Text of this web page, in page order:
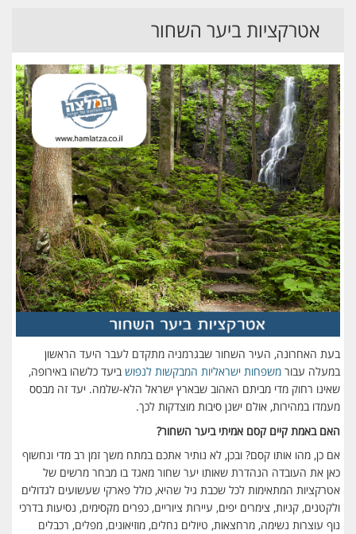
אטרקציות ביער השחור
בעת האחרונה, העיר השחור שבגרמניה מתקדם לעבר היעד הראשון
במעלה עבור משפחות ישראליות המבקשות לנפושביעד כלשהו באירופה,
שאינו רחוק מדי מביתם האהוב שבארץ ישראל הלא-שלמה. יעד זה מבסס
מעמדו במהירות, אולם ישנן סיבות מוצדקות לכך.
האם באמת קיים קסם אמיתי ביער השחור?
אם כן, מהו אותו קסם? ובכן, לא נותיר אתכם במתח משך זמן רב מדי ונחשוף
כאן את העובדה הנהדרת שאותו יער שחור מאגד בו מבחר מרשים של
אטרקציות המתאימות לכל שכבת גיל שהיא, כולל פארקי שעשועים לגדולים
ולקטנים, קניות, צימרים יפים, עיירות ציוריים, כפרים מקסימים, נסיעות בדרכי
נוף עוצרות נשימה, מרחצאות, טיולים נחלים, מוזיאונים, מפלים, רכבלים